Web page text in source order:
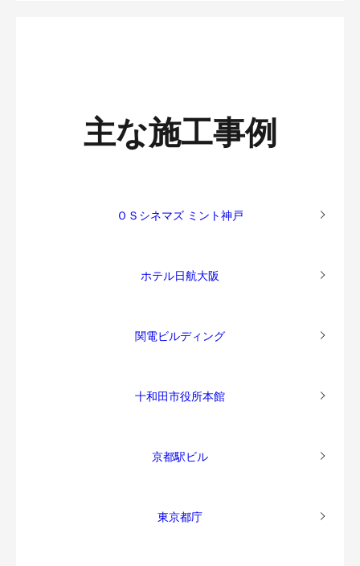
主な施工事例
ＯＳシネマズ ミント神戸
ホテル日航大阪
関電ビルディング
十和田市役所本館
京都駅ビル
東京都庁